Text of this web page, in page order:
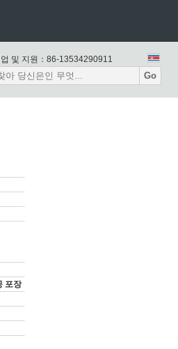
및 지원： 86-13534290911
Go
포장